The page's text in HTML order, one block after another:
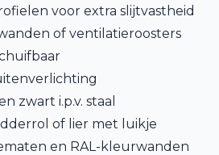
voor extra slijtvastheid
of ventilatieroosters
zwart i.p.v. staal
of lier met luikje
en RAL-kleurwanden